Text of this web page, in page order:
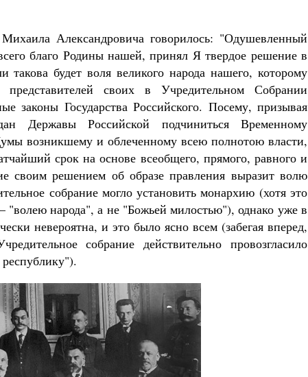
Александровича говорилось: "Одушевленный
благо Родины нашей, принял Я твердое решение в
такова будет воля великого народа нашего, которому
своих в Учредительном Собрании
законы Государства Российского. Посему, призывая
Державы Российской подчиниться Временному
возникшему и облеченному всею полнотою власти,
срок на основе всеобщего, прямого, равного и
своим решением об образе правления выразит волю
собрание могло установить монархию (хотя это
народа", а не "Божьей милостью"), однако уже в
невероятна, и это было ясно всем (забегая вперед,
собрание действительно провозгласило